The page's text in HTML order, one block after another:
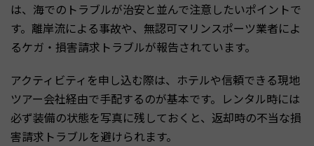
は、海でのトラブルが治安と並んで注意したいポイントで
す。離岸流による事故や、無認可マリンスポーツ業者によ
るケガ・損害請求トラブルが報告されています。
アクティビティを申し込む際は、ホテルや信頼できる現地
ツアー会社経由で手配するのが基本です。レンタル時には
必ず装備の状態を写真に残しておくと、返却時の不当な損
害請求トラブルを避けられます。